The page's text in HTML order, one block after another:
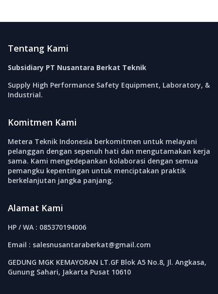
Tentang Kami
Subsidiary PT Nusantara Berkat Teknik
Supply High Performance Safety Equipment, Laboratory, &
Industrial.
Komitmen Kami
Metera Teknik Indonesia berkomitmen untuk melayani
pelanggan dengan sepenuh hati dan mengutamakan kerja
sama. Kami mengedepankan kolaborasi dengan semua
pemangku kepentingan untuk menciptakan praktik
berkelanjutan jangka panjang.
Alamat Kami
HP / WA : 085370194006
Email : salesnusantaraberkat@gmail.com
GEDUNG MGK KEMAYORAN LT.GF Blok A5 No.8, Jl. Angkasa,
Gunung Sahari, Jakarta Pusat 10610